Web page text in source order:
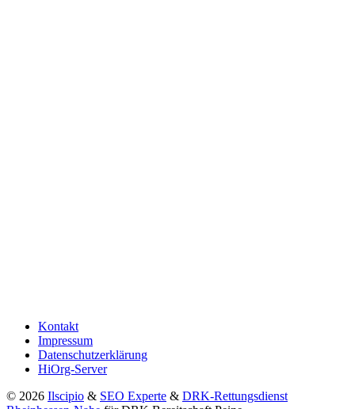
Kontakt
Impressum
Datenschutzerklärung
HiOrg-Server
© 2026 Ilscipio & SEO Experte & DRK-Rettungsdienst